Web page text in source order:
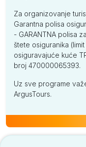
Za organizovanje
Garantna polisa
- GARANTNA polisa
štete osiguranika
osiguravajuće kuće
broj 470000065393.
Uz sve programe
ArgusTours.